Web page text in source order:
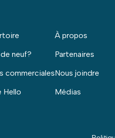
neuf?
commerciales
Hello
À propos
Partenaires
Nous joindre
Médias